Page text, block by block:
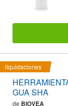
liquidaciones
GUA SHA
de BIOVEA